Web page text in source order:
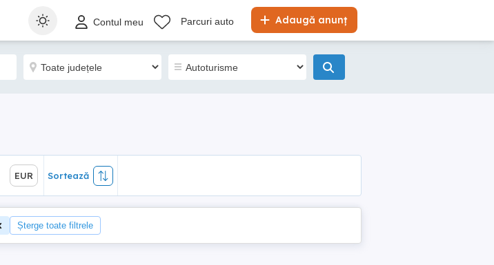
Adaugă anunț
Contul meu Parcuri auto
Sortează
EUR Sortează
Șterge toate filtrele